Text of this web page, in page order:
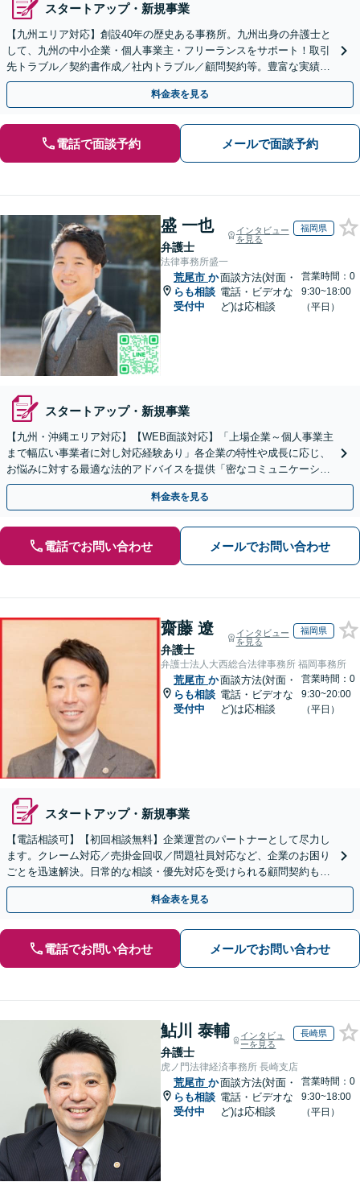
スタートアップ・新規事業
【九州エリア対応】創設40年の歴史ある事務所。九州出身の弁護士と
して、九州の中小企業・個人事業主・フリーランスをサポート！取引
先トラブル／契約書作成／社内トラブル／顧問契約等。豊富な実績を
活かし成長をサポート【休日夜間対応】【初回相談無料】
料金表を見る
電話で面談予約 メールで面談予約
盛 一也
弁護士
インタビュー
を見る
福岡県
法律事務所盛一
荒尾市 か
らも相談
受付中
面談方法(対面・
電話・ビデオな
ど)は応相談
営業時間：0
9:30~18:00
（平日）
スタートアップ・新規事業
【九州・沖縄エリア対応】【WEB面談対応】「上場企業～個人事業主
まで幅広い事業者に対し対応経験あり」各企業の特性や成長に応じ、
お悩みに対する最適な法的アドバイスを提供「密なコミュニケーショ
ンを通じ、適切な解決策をご提案」【休日・夜間相談可】
料金表を見る
電話でお問い合わせ メールでお問い合わせ
齋藤 遼
弁護士
インタビュー
を見る
福岡県
弁護士法人大西総合法律事務所 福岡事務所
荒尾市 か
らも相談
受付中
面談方法(対面・
電話・ビデオな
ど)は応相談
営業時間：0
9:30~20:00
（平日）
スタートアップ・新規事業
【電話相談可】【初回相談無料】企業運営のパートナーとして尽力し
ます。クレーム対応／売掛金回収／問題社員対応など、企業のお困り
ごとを迅速解決。日常的な相談・優先対応を受けられる顧問契約もお
すすめ【夜間・休日対応】【完全個室】【天神南駅直結】
料金表を見る
電話でお問い合わせ メールでお問い合わせ
鮎川 泰輔
弁護士
インタビュ
ーを見る
長崎県
虎ノ門法律経済事務所 長崎支店
荒尾市 か
らも相談
受付中
面談方法(対面・
電話・ビデオな
ど)は応相談
営業時間：0
9:30~18:00
（平日）